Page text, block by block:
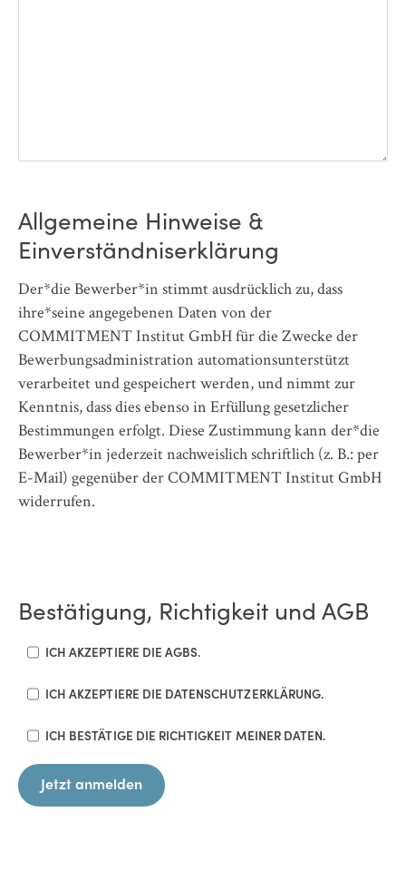
Allgemeine Hinweise &
Einverständniserklärung
Der*die Bewerber*in stimmt ausdrücklich zu, dass
ihre*seine angegebenen Daten von der
COMMITMENT Institut GmbH für die Zwecke der
Bewerbungsadministration automationsunterstützt
verarbeitet und gespeichert werden, und nimmt zur
Kenntnis, dass dies ebenso in Erfüllung gesetzlicher
Bestimmungen erfolgt. Diese Zustimmung kann der*die
Bewerber*in jederzeit nachweislich schriftlich (z. B.: per
E-Mail) gegenüber der COMMITMENT Institut GmbH
widerrufen.
Bestätigung, Richtigkeit und AGB
ICH AKZEPTIERE DIE AGBS.
ICH AKZEPTIERE DIE DATENSCHUTZERKLÄRUNG.
ICH BESTÄTIGE DIE RICHTIGKEIT MEINER DATEN.
Jetzt anmelden